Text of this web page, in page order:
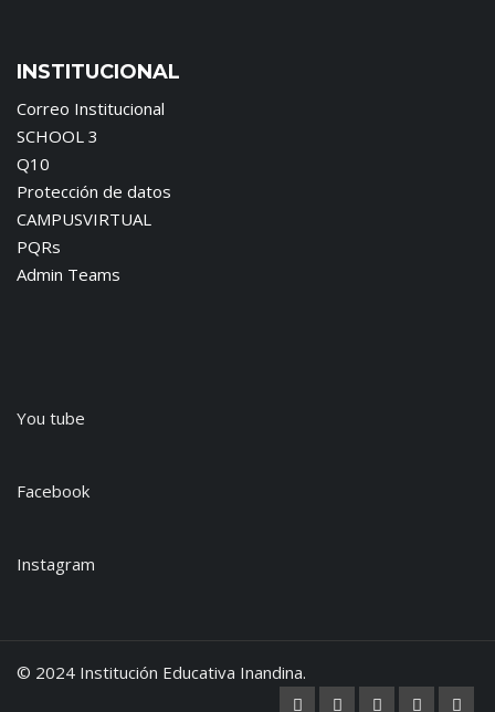
INSTITUCIONAL
Correo Institucional
SCHOOL 3
Q10
Protección de datos
CAMPUSVIRTUAL
PQRs
Admin Teams
You tube
Facebook
Instagram
© 2024 Institución Educativa Inandina.